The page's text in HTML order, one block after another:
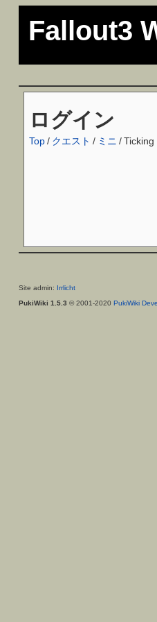
Fallout3
ログイン
Top/ クエスト / ミニ / Ticking
Site admin: Irrlicht
PukiWiki 1.5.3 © 2001-2020 PukiWiki